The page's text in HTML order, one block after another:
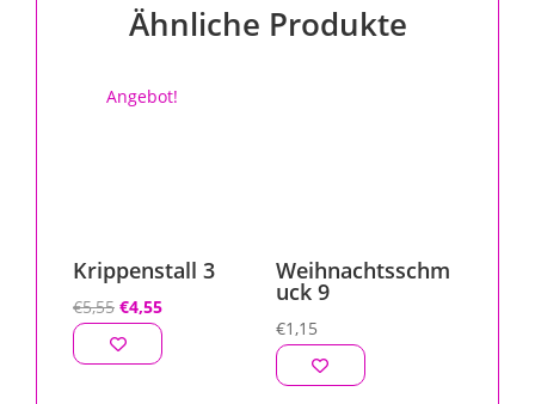
Ähnliche Produkte
Angebot!
Krippenstall 3
€5,55 Ursprünglicher
Preis
war:
€4,55Aktueller
Preis
Weihnachtsschm
uck 9
€1,15